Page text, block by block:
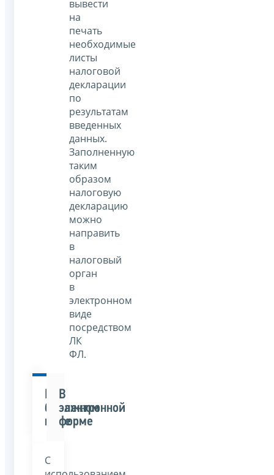
вывести
на
печать
необходимые
листы
налоговой
декларации
по
результатам
введенных
данных.
Заполненную
таким
образом
налоговую
декларацию
можно
направить
в
налоговый
орган
в
электронном
виде
посредством
ЛК
ФЛ.
бумажном
виде
В
электронной
форме
С